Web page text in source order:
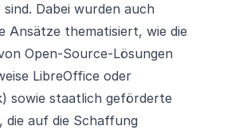
Dabei wurden auch
Ansätze thematisiert, wie die
Open-Source-Lösungen
LibreOffice oder
sowie staatlich geförderte
die auf die Schaffung